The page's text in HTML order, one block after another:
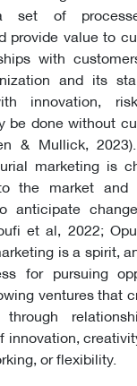
set of
provide value to
with
and its
innovation,
be done without
& Mullick,
marketing is
the market and
anticipate
et al, 2022;
is a spirit,
for pursuing
ventures that
innovation,
or flexibility.